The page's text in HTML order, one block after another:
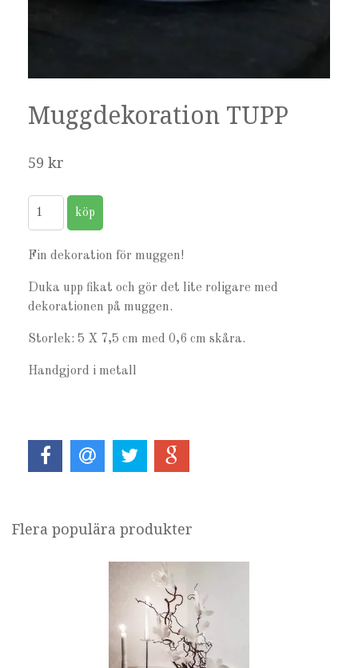
Muggdekoration TUPP
59 kr
Fin dekoration för muggen!
Duka upp fikat och gör det lite roligare med
dekorationen på muggen.
Storlek: 5 X 7,5 cm med 0,6 cm skåra.
Handgjord i metall
Flera populära produkter